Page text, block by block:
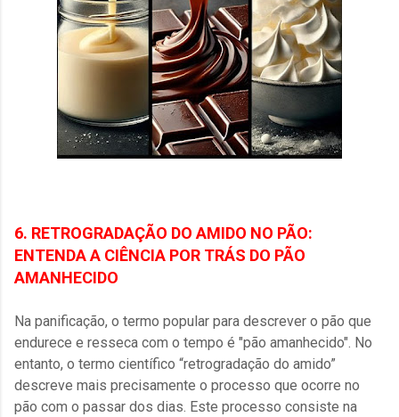
6. RETROGRADAÇÃO DO AMIDO NO PÃO:
ENTENDA A CIÊNCIA POR TRÁS DO PÃO
AMANHECIDO
Na panificação, o termo popular para descrever o pão que
endurece e resseca com o tempo é "pão amanhecido". No
entanto, o termo científico “retrogradação do amido”
descreve mais precisamente o processo que ocorre no
pão com o passar dos dias. Este processo consiste na